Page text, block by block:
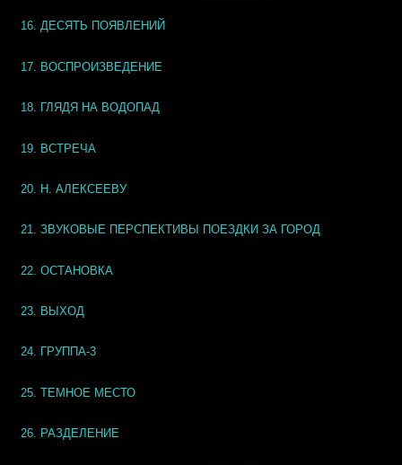
16. ДЕСЯТЬ ПОЯВЛЕНИЙ
17. ВОСПРОИЗВЕДЕНИЕ
18. ГЛЯДЯ НА ВОДОПАД
19. ВСТРЕЧА
20. Н. АЛЕКСЕЕВУ
21. ЗВУКОВЫЕ ПЕРСПЕКТИВЫ ПОЕЗДКИ ЗА ГОРОД
22. ОСТАНОВКА
23. ВЫХОД
24. ГРУППА-3
25. ТЕМНОЕ МЕСТО
26. РАЗДЕЛЕНИЕ